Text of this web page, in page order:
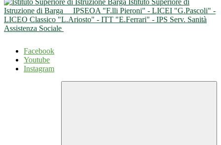
Istituto Superiore di
Istruzione di Barga
IPSEOA "F.lli Pieroni" - LICEI "G.Pascoli" -
LICEO Classico "L.Ariosto" - ITT "E.Ferrari" - IPS Serv. Sanità
Assistenza Sociale
Facebook
Youtube
Instagram